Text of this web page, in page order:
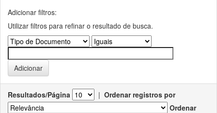
Adicionar filtros:
Utilizar filtros para refinar o resultado de busca.
Resultados/Página | Ordenar registros por
Ordenar